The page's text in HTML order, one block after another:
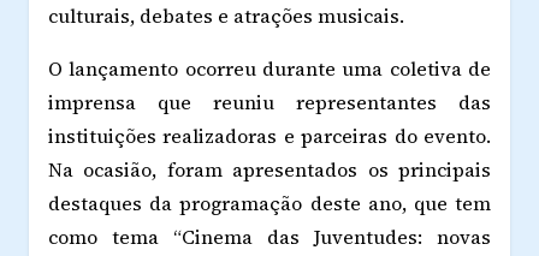
culturais, debates e atrações musicais.
O lançamento ocorreu durante uma coletiva de
imprensa que reuniu representantes das
instituições realizadoras e parceiras do evento.
Na ocasião, foram apresentados os principais
destaques da programação deste ano, que tem
como tema “Cinema das Juventudes: novas